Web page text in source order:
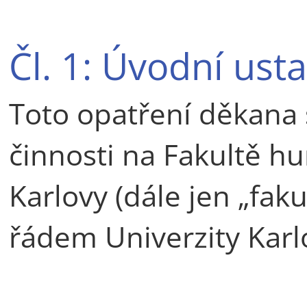
Čl. 1: Úvodní
Toto opatření
činnosti na Fakultě
Karlovy (dále jen
řádem Univerzity